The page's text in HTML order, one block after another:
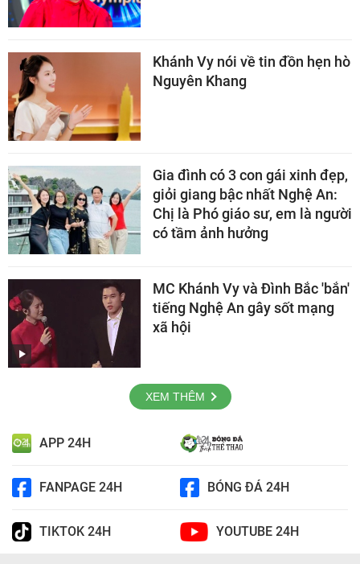
Khánh Vy nói về tin đồn hẹn hò
Nguyên Khang
Gia đình có 3 con gái xinh đẹp,
giỏi giang bậc nhất Nghệ An:
Chị là Phó giáo sư, em là người
có tầm ảnh hưởng
MC Khánh Vy và Đình Bắc 'bắn'
tiếng Nghệ An gây sốt mạng
xã hội
XEM THÊM
APP 24H
FANPAGE 24H BÓNG ĐÁ 24H
TIKTOK 24H YOUTUBE 24H